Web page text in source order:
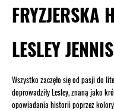
FRYZJERSKA
LESLEY
Wszystko zaczęło się od pasji do
doprowadziły Lesley, znaną jako
opowiadania historii poprzez